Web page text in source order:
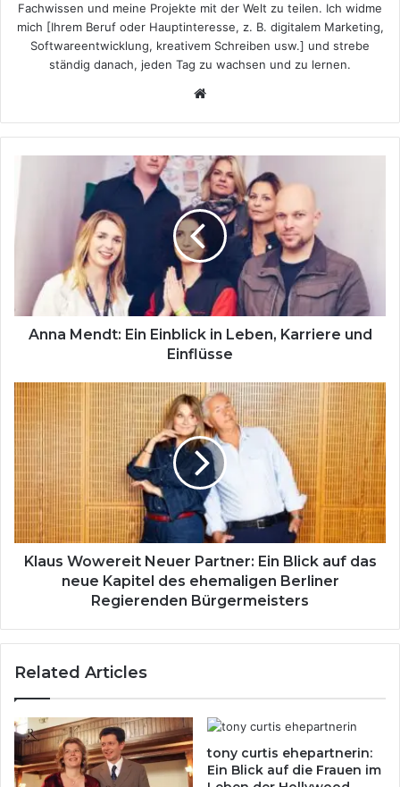
Fachwissen und meine Projekte mit der Welt zu teilen. Ich widme
mich [Ihrem Beruf oder Hauptinteresse, z. B. digitalem Marketing,
Softwareentwicklung, kreativem Schreiben usw.] und strebe
ständig danach, jeden Tag zu wachsen und zu lernen.
in
Karriere
Einflüsse
Anna Mendt: Ein Einblick in Leben, Karriere und
Einflüsse
Klaus
Wowereit
Neuer
Partner:
Ein
Blick
auf
das
neue
Kapitel
Regierenden
Klaus Wowereit Neuer Partner: Ein Blick auf das
neue Kapitel des ehemaligen Berliner
Regierenden Bürgermeisters
Related Articles
tony curtis ehepartnerin:
Ein Blick auf die Frauen im